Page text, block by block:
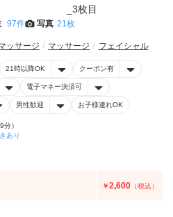
97件 写真 21枚
ッサージ マッサージ フェイシャル
21時以降OK クーポン有
電子マネー決済可
男性歓迎 お子様連れOK
分）
あり
￥2,600 （税込）